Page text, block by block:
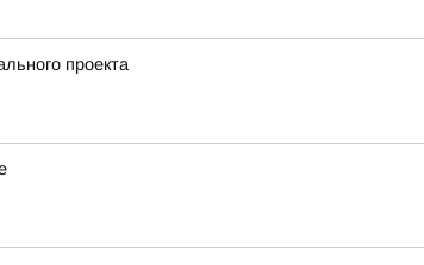
проекта